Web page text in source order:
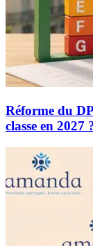
Réforme du
classe en 2027